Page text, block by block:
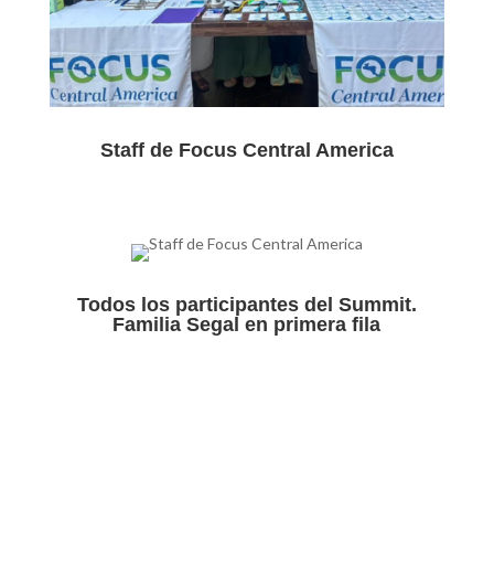
Staff de Focus Central America
Todos los participantes del Summit.
Familia Segal en primera fila